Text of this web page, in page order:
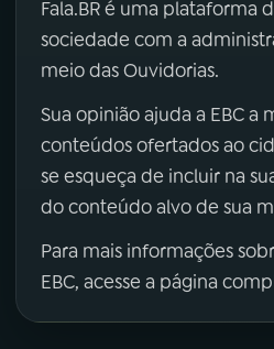
Fala.BR é uma plataforma
sociedade com a
meio das Ouvidorias.
Sua opinião ajuda a EBC a
conteúdos ofertados ao
se esqueça de incluir na
do conteúdo alvo de sua
Para mais informações
EBC, acesse a página